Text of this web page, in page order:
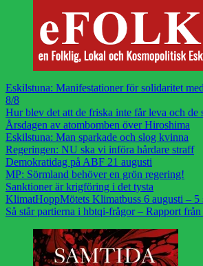
Eskilstuna: Manifestationer för solidaritet
8/8
Hur blev det att de friska inte får leva och de
Årsdagen av atombomben över Hiroshima
Eskilstuna: Man sparkade och slog kvinna
Regeringen: NU ska vi införa hårdare straff
Demokratidag på ABF 21 augusti
MP: Sörmland behöver en grön regering!
Sanktioner är krigföring i det tysta
KlimatHoppMötets Klimatbuss 6 augusti – 5
Så står partierna i hbtqi-frågor – Rapport